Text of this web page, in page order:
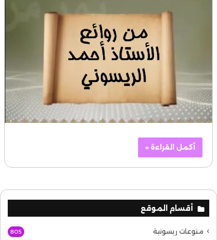
أكمل القراءة »
أقسام الموقع
منوعات ريسونية 805